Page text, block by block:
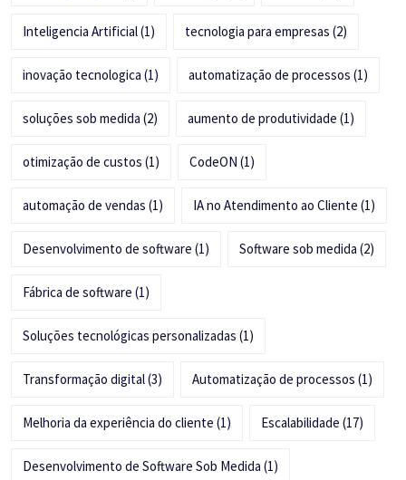
Inteligencia Artificial(1) tecnologia para empresas (2)
inovação tecnologica (1) automatização de processos (1)
soluções sob medida (2) aumento de produtividade (1)
otimização de custos (1) CodeON (1)
automação de vendas (1) IA no Atendimento ao Cliente (1)
Desenvolvimento de software (1) Software sob medida (2)
Fábrica de software (1)
Soluções tecnológicas personalizadas (1)
Transformação digital(3) Automatização de processos (1)
Melhoria da experiência do cliente (1) Escalabilidade (17)
Desenvolvimento de Software Sob Medida (1)